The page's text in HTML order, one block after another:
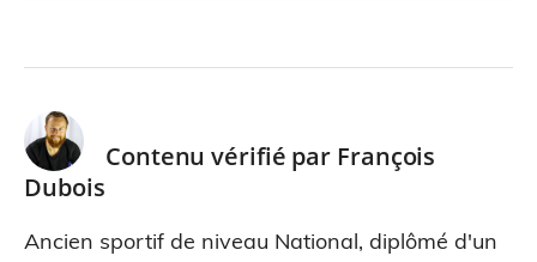
Contenu vérifié par François
Dubois
Ancien sportif de niveau National, diplômé d'un